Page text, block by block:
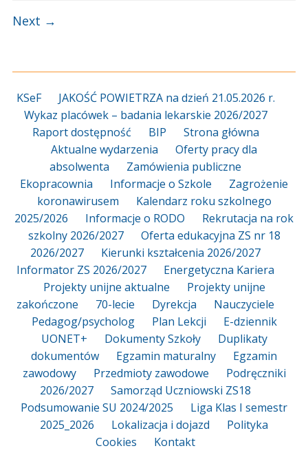
Next →
KSeF
JAKOŚĆ POWIETRZA na dzień 21.05.2026 r.
Wykaz placówek – badania lekarskie 2026/2027
Raport dostępność
BIP
Strona główna
Aktualne wydarzenia
Oferty pracy dla
absolwenta
Zamówienia publiczne
Ekopracownia
Informacje o Szkole
Zagrożenie
koronawirusem
Kalendarz roku szkolnego
2025/2026
Informacje o RODO
Rekrutacja na rok
szkolny 2026/2027
Oferta edukacyjna ZS nr 18
2026/2027
Kierunki kształcenia 2026/2027
Informator ZS 2026/2027
Energetyczna Kariera
Projekty unijne aktualne
Projekty unijne
zakończone
70-lecie Dyrekcja
Nauczyciele
Pedagog/psycholog
Plan Lekcji
E-dziennik
UONET+
Dokumenty Szkoły
Duplikaty
dokumentów
Egzamin maturalny
Egzamin
zawodowy
Przedmioty zawodowe
Podręczniki
2026/2027
Samorząd Uczniowski ZS18
Podsumowanie SU 2024/2025
Liga Klas I semestr
2025_2026
Lokalizacja i dojazd
Polityka
Cookies
Kontakt